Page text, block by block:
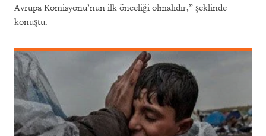
Avrupa Komisyonu’nun ilk önceliği olmalıdır,” şeklinde
konuştu.